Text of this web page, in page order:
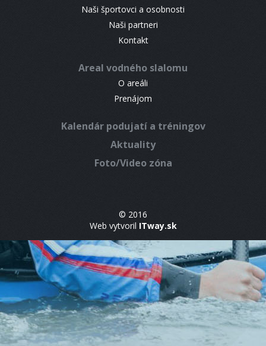
Naši športovci a osobnosti
Naši partneri
Kontakt
Areal vodného slalomu
O areáli
Prenájom
Kalendár podujatí a tréningov
Aktuality
Foto/Video zóna
© 2016
Web vytvoril ITway.sk